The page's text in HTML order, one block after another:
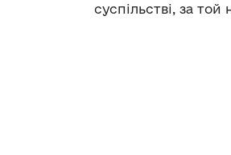
суспільстві, за